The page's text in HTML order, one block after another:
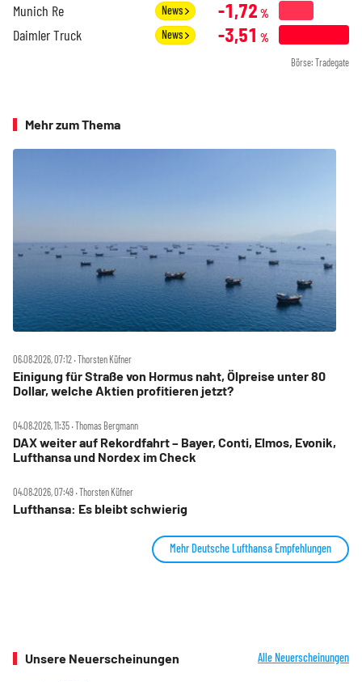
Munich Re News -1,72 %
Daimler Truck News -3,51 %
Börse: Tradegate
Mehr zum Thema
06.08.2026, 07:12 ‧ Thorsten Küfner
Einigung für Straße von Hormus naht, Ölpreise unter 80
Dollar, welche Aktien profitieren jetzt?
04.08.2026, 11:35 ‧ Thomas Bergmann
DAX weiter auf Rekordfahrt – Bayer, Conti, Elmos, Evonik,
Lufthansa und Nordex im Check
04.08.2026, 07:49 ‧ Thorsten Küfner
Lufthansa: Es bleibt schwierig
Mehr Deutsche Lufthansa Empfehlungen
Unsere Neuerscheinungen Alle Neuerscheinungen